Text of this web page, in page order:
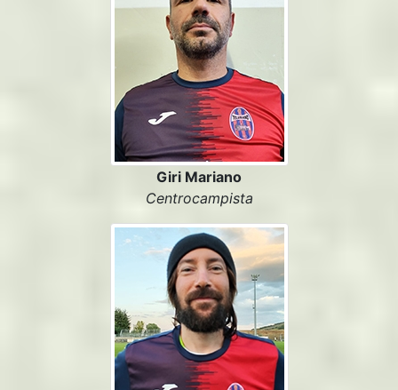
Giri Mariano
Centrocampista